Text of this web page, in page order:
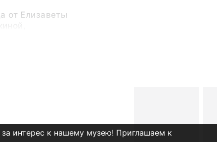
от Елизаветы
- начало ХХ
интерес к нашему музею! Приглашаем к